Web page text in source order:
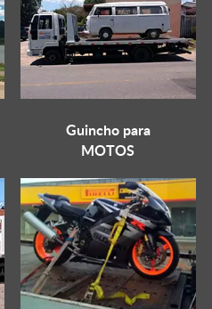
Guincho para
MOTOS